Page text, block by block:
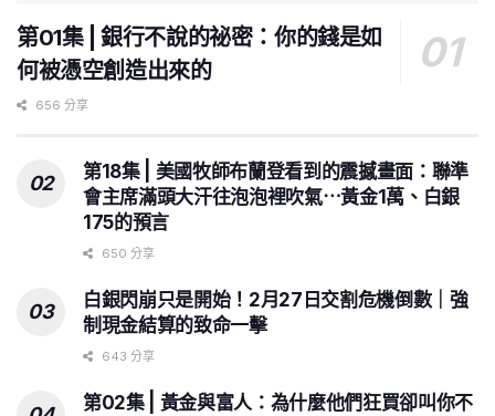
第01集 | 銀行不說的祕密：你的錢是如
何被憑空創造出來的
656 分享
第18集 | 美國牧師布蘭登看到的震撼畫面：聯準
會主席滿頭大汗往泡泡裡吹氣⋯黃金1萬、白銀
175的預言
650 分享
白銀閃崩只是開始！2月27日交割危機倒數｜強
制現金結算的致命一擊
643 分享
第02集 | 黃金與富人：為什麼他們狂買卻叫你不